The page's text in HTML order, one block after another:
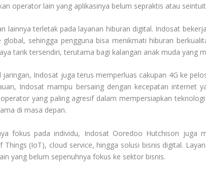
operator lain yang aplikasinya belum sepraktis atau
lainnya terletak pada layanan hiburan digital. Indosat
global, sehingga pengguna bisa menikmati hiburan
tarik tersendiri, terutama bagi kalangan anak muda yang
jaringan, Indosat juga terus memperluas cakupan 4G ke
Indosat mampu bersaing dengan kecepatan internet
yang paling agresif dalam mempersiapkan
di masa depan.
fokus pada individu, Indosat Ooredoo Hutchison juga
Things (IoT), cloud service, hingga solusi bisnis digital.
yang belum sepenuhnya fokus ke sektor bisnis.